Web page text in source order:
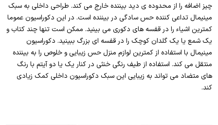
چیز اضافه را از محدوده ی دید بیننده خارج می کند. طراحی داخلی به سبک
مینیمال تداعی کننده حس سادگی در بیننده است. در این دکوراسیون عموما
کمترین اشیاء را در قفسه های دکوری می بینید. ممکن است تنها چند کتاب و
یک شمع یا یک گلدان کوچک را در قفسه ای بزرگ ببینید. دکوراسیون
مینیمال با استفاده از کمترین لوازم منزل حس زیبایی و خلوص را به بیننده
منتقل می کند. استفاده از طیف رنگی خنثی در کنار یک یا دو آیتم با رنگ
های متضاد می تواند به زیبایی این سبک دکوراسیون داخلی کمک زیادی
کند.